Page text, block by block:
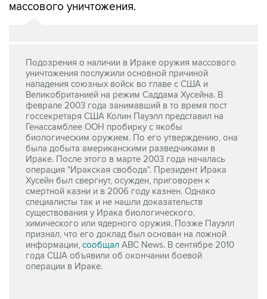
массового уничтожения.
Подозрения о наличии в Ираке оружия массового
уничтожения послужили основной причиной
нападения союзных войск во главе с США и
Великобританией на режим Саддама Хусейна. В
феврале 2003 года занимавший в то время пост
госсекретаря США Колин Пауэлл представил на
Генассамблее ООН пробирку с якобы
биологическим оружием. По его утверждению, она
была добыта американскими разведчиками в
Ираке. После этого в марте 2003 года началась
операция "Иракская свобода". Президент Ирака
Хусейн был свергнут, осужден, приговорен к
смертной казни и в 2006 году казнен. Однако
специалисты так и не нашли доказательств
существования у Ирака биологического,
химического или ядерного оружия. Позже Пауэлл
признал, что его доклад был основан на ложной
информации, сообщал ABC News. В сентябре 2010
года США объявили об окончании боевой
операции в Ираке.